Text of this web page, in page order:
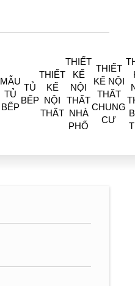
MẪU
TỦ
BẾP
TỦ
BẾP
THIẾT
KẾ
NỘI
THẤT
THIẾT
KẾ
NỘI
THẤT
NHÀ
PHỐ
THIẾT
KẾ NỘI
THẤT
CHUNG
CƯ